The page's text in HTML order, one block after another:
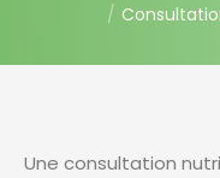
Une consultation